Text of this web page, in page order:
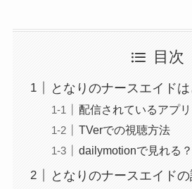
目次
となりのナースエイド
配信されているアプリ
TVerでの視聴方法
dailymotionで見れる？
となりのナースエイド